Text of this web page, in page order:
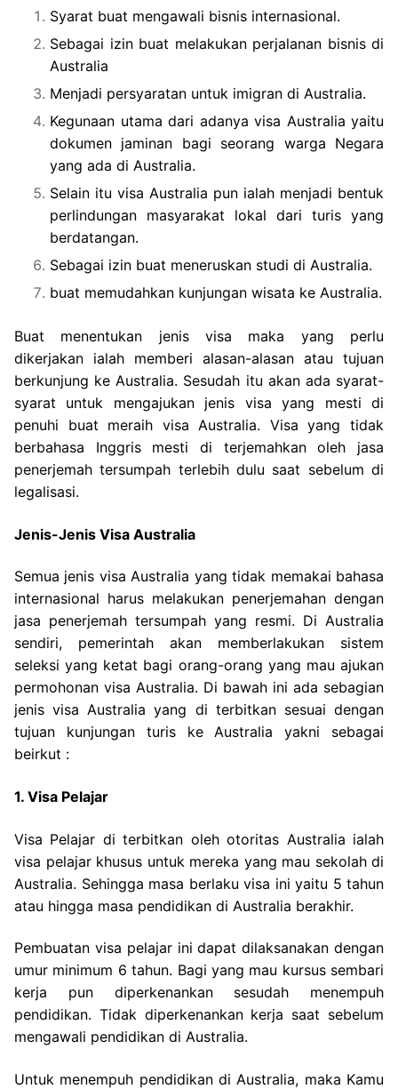
Syarat buat mengawali bisnis internasional.
Sebagai izin buat melakukan perjalanan bisnis di
Australia
Menjadi persyaratan untuk imigran di Australia.
Kegunaan utama dari adanya visa Australia yaitu
dokumen jaminan bagi seorang warga Negara
yang ada di Australia.
Selain itu visa Australia pun ialah menjadi bentuk
perlindungan masyarakat lokal dari turis yang
berdatangan.
Sebagai izin buat meneruskan studi di Australia.
buat memudahkan kunjungan wisata ke Australia.
Buat menentukan jenis visa maka yang perlu
dikerjakan ialah memberi alasan-alasan atau tujuan
berkunjung ke Australia. Sesudah itu akan ada syarat-
syarat untuk mengajukan jenis visa yang mesti di
penuhi buat meraih visa Australia. Visa yang tidak
berbahasa Inggris mesti di terjemahkan oleh jasa
penerjemah tersumpah terlebih dulu saat sebelum di
legalisasi.
Jenis-Jenis Visa Australia
Semua jenis visa Australia yang tidak memakai bahasa
internasional harus melakukan penerjemahan dengan
jasa penerjemah tersumpah yang resmi. Di Australia
sendiri, pemerintah akan memberlakukan sistem
seleksi yang ketat bagi orang-orang yang mau ajukan
permohonan visa Australia. Di bawah ini ada sebagian
jenis visa Australia yang di terbitkan sesuai dengan
tujuan kunjungan turis ke Australia yakni sebagai
beirkut :
1. Visa Pelajar
Visa Pelajar di terbitkan oleh otoritas Australia ialah
visa pelajar khusus untuk mereka yang mau sekolah di
Australia. Sehingga masa berlaku visa ini yaitu 5 tahun
atau hingga masa pendidikan di Australia berakhir.
Pembuatan visa pelajar ini dapat dilaksanakan dengan
umur minimum 6 tahun. Bagi yang mau kursus sembari
kerja pun diperkenankan sesudah menempuh
pendidikan. Tidak diperkenankan kerja saat sebelum
mengawali pendidikan di Australia.
Untuk menempuh pendidikan di Australia, maka Kamu